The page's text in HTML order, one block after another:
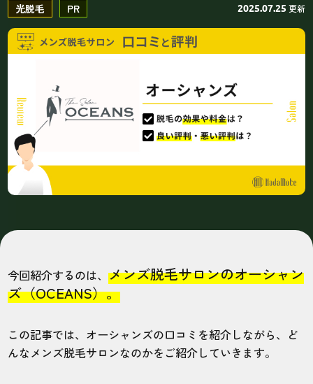
光脱毛 PR 2025.07.25 更新
今回紹介するのは、メンズ脱毛サロンのオーシャン
ズ（OCEANS）。
この記事では、オーシャンズの口コミを紹介しながら、ど
んなメンズ脱毛サロンなのかをご紹介していきます。